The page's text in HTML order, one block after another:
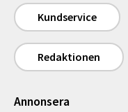
Kundservice
Redaktionen
Annonsera